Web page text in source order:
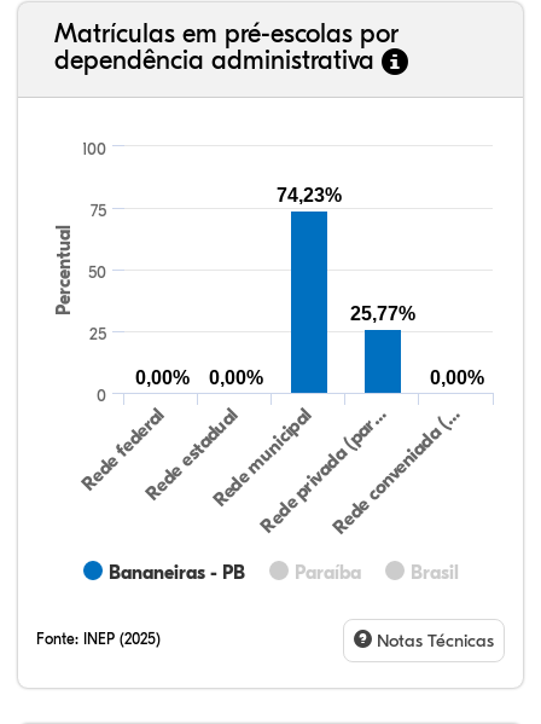
Matrículas em pré-escolas por
dependência administrativa
Percentual
Bananeiras - PB Paraíba Brasil
Rede federalRede estadualRede municipal
Rede privada (par…Rede conveniada (…
0
25
50
75
100
0,00% 0,00%
74,23%
25,77%
0,00%
Fonte: INEP (2025) Notas Técnicas